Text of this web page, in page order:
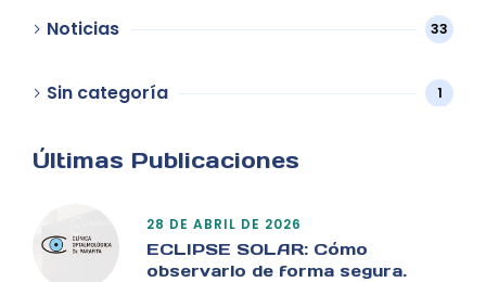
Noticias 33
Sin categoría 1
Últimas Publicaciones
28 DE ABRIL DE 2026
ECLIPSE SOLAR: Cómo
observarlo de forma segura.